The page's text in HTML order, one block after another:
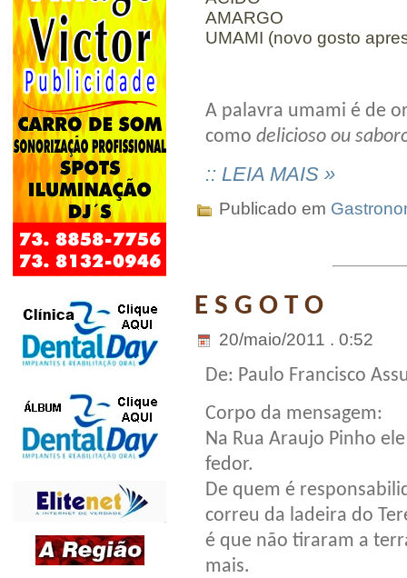
AMARGO
UMAMI (novo gosto
A palavra umami é de
como delicioso ou
:: LEIA MAIS »
Publicado em
E S G O T O
20/maio/2011 . 0:52
De: Paulo Francisco
Corpo da mensagem:
Na Rua Araujo Pinho
fedor.
De quem é
correu da ladeira do
é que não tiraram a
mais.